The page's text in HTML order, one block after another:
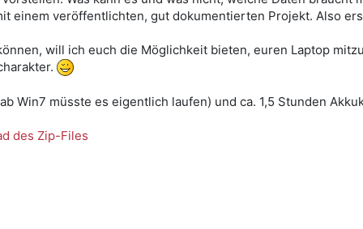
einem veröffentlichten, gut dokumentierten Projekt. Also
will ich euch die Möglichkeit bieten, euren Laptop
Win7 müsste es eigentlich laufen) und ca. 1,5 Stunden
des Zip-Files